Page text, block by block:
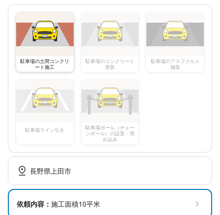
駐車場の土間コンクリ
ート施工
駐車場のコンクリート
塗装
駐車場のアスファルト
舗装
駐車場ライン引き
駐車場ポール（チェー
ンポール）の設置・埋
め込み
長野県上田市
依頼内容： 施工面積10平米